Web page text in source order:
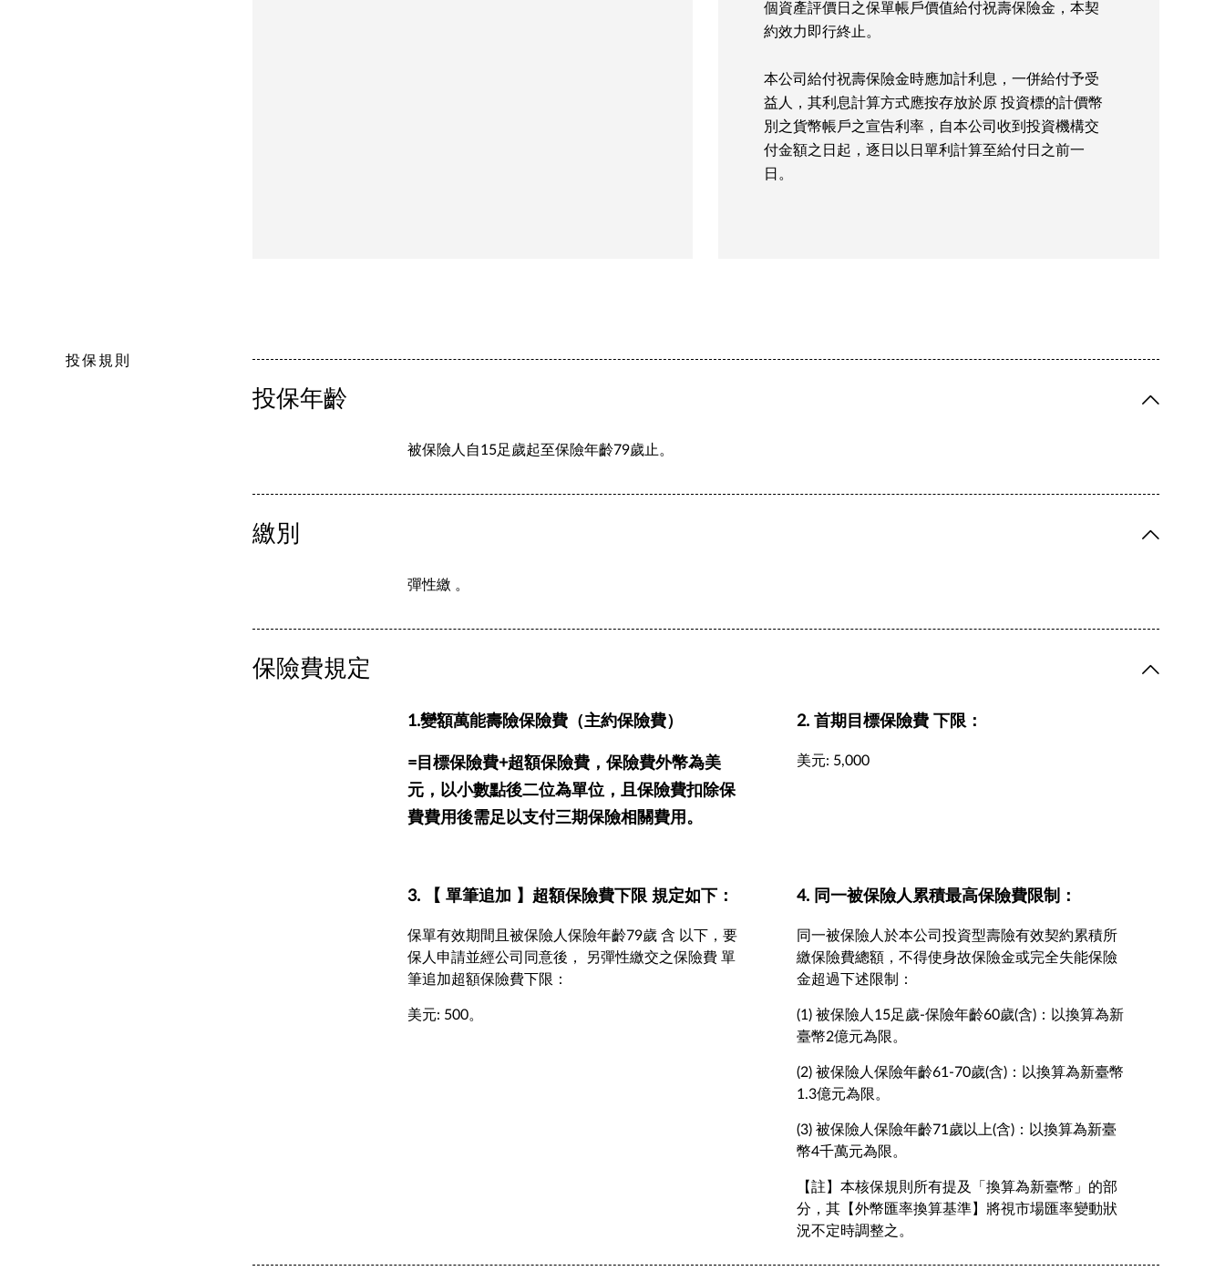
個資產評價日之保單帳戶價值給付祝壽保險金，本契
約效力即行終止。
本公司給付祝壽保險金時應加計利息，一併給付予受
益人，其利息計算方式應按存放於原 投資標的計價幣
別之貨幣帳戶之宣告利率，自本公司收到投資機構交
付金額之日起，逐日以日單利計算至給付日之前一
日。
投保規則
投保年齡
被保險人自15足歲起至保險年齡79歲止。
繳別
彈性繳 。
保險費規定
1.變額萬能壽險保險費（主約保險費）
=目標保險費+超額保險費，保險費外幣為美
元，以小數點後二位為單位，且保險費扣除保
費費用後需足以支付三期保險相關費用。
2. 首期目標保險費 下限：
美元: 5,000
3. 【 單筆追加 】超額保險費下限 規定如下：
保單有效期間且被保險人保險年齡79歲 含 以下，要
保人申請並經公司同意後， 另彈性繳交之保險費 單
筆追加超額保險費下限：
美元: 500。
4. 同一被保險人累積最高保險費限制：
同一被保險人於本公司投資型壽險有效契約累積所
繳保險費總額，不得使身故保險金或完全失能保險
金超過下述限制：
(1) 被保險人15足歲-保險年齡60歲(含)：以換算為新
臺幣2億元為限。
(2) 被保險人保險年齡61-70歲(含)：以換算為新臺幣
1.3億元為限。
(3) 被保險人保險年齡71歲以上(含)：以換算為新臺
幣4千萬元為限。
【註】本核保規則所有提及「換算為新臺幣」的部
分，其【外幣匯率換算基準】將視市場匯率變動狀
況不定時調整之。